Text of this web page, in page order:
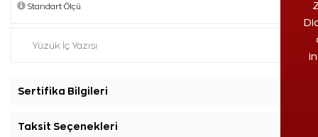
Sertifika Bilgileri
Taksit Seçenekleri